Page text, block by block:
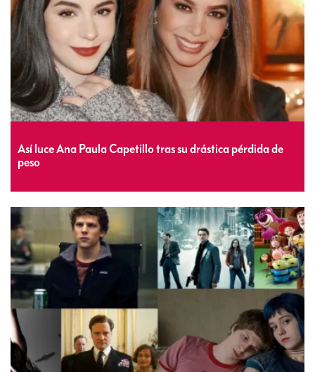
Así luce Ana Paula Capetillo tras su drástica pérdida de
peso